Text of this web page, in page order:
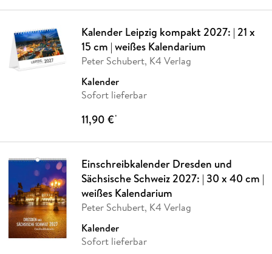
Kalender Leipzig kompakt 2027: | 21 x
15 cm | weißes Kalendarium
Peter Schubert, K4 Verlag
Kalender
Sofort lieferbar
11,90 €*
Einschreibkalender Dresden und
Sächsische Schweiz 2027: | 30 x 40 cm |
weißes Kalendarium
Peter Schubert, K4 Verlag
Kalender
Sofort lieferbar